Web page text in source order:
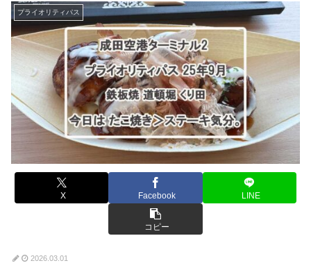
プライオリティパス
X Facebook LINE
コピー
2026.03.01